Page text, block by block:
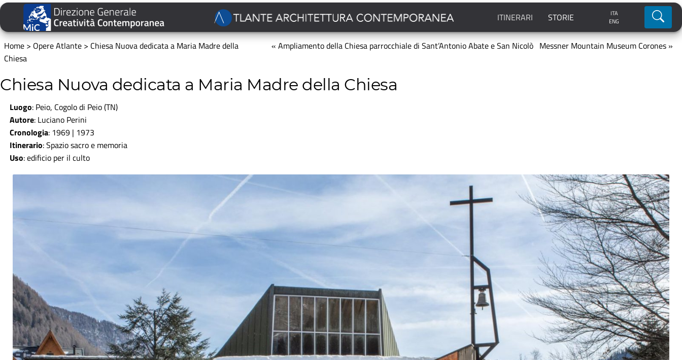
ITINERARI STORIE
ITA
ENG
Home > Opere Atlante > Chiesa Nuova dedicata a Maria Madre della
Chiesa
« Ampliamento della Chiesa parrocchiale di Sant’Antonio Abate e San Nicolò Messner Mountain Museum Corones »
Chiesa Nuova dedicata a Maria Madre della Chiesa
Luogo: Peio, Cogolo di Peio (TN)
Autore: Luciano Perini
Cronologia: 1969 | 1973
Itinerario:Spazio sacro e memoria
Uso: edificio per il culto